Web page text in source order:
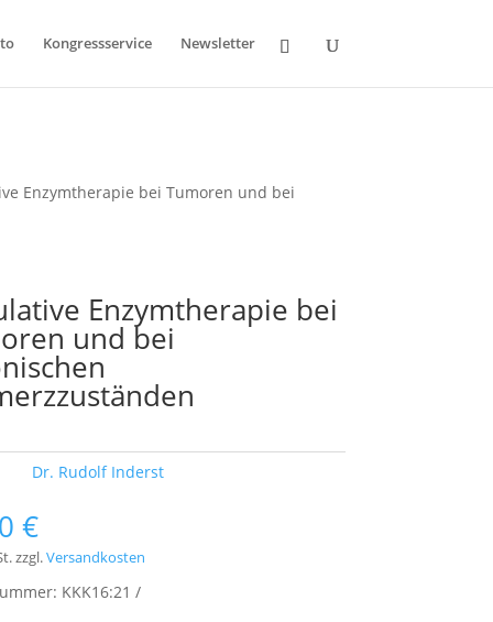
Kongressservice Newsletter
Enzymtherapie bei Tumoren und bei
Enzymtherapie bei
und bei
Dr. Rudolf Inderst
€
zzgl.Versandkosten
KKK16:21